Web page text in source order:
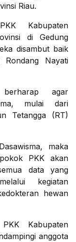
Riau.
Kabupaten
di Gedung
disambut baik
Nayati
agar
mulai dari
Tetangga (RT)
maka
PKK akan
data yang
kegiatan
hewan
Kabupaten
anggota